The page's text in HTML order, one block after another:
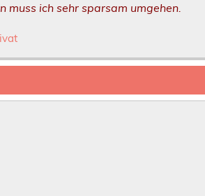
muss ich sehr sparsam umgehen.